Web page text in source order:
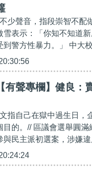
少聲音，指段崇智不配
雪表示：「你知不知道
到警方性暴力。」 中大
有聲專欄】健良
指自己在獄中過生日，
目的。// 區議會選舉圓滿
與民主派初選案，涉嫌